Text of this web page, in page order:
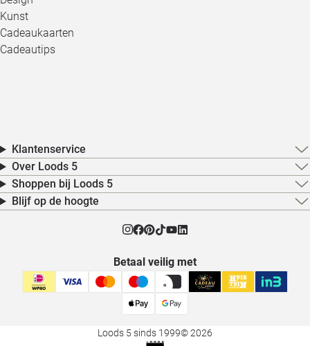
Kunst
Cadeaukaarten
Cadeautips
Klantenservice
Over Loods 5
Shoppen bij Loods 5
Blijf op de hoogte
Betaal veilig met
Loods 5 sinds 1999© 2026